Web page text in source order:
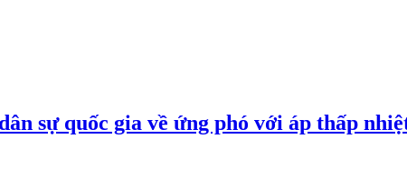
sự quốc gia về ứng phó với áp thấp